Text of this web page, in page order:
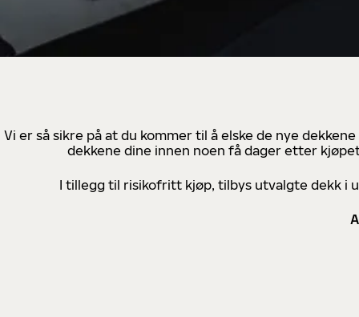
Vi er så sikre på at du kommer til å elske de nye
dekkene dine innen noen få dager etter
I tillegg til risikofritt kjøp, tilbys utvalgte dekk i